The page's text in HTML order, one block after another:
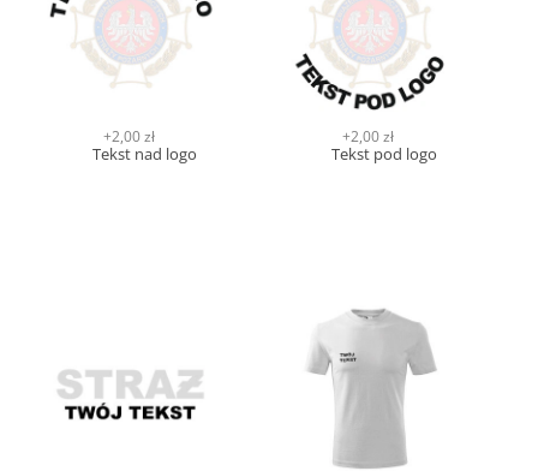
Tekst nad logo
+2,00 zł
Tekst pod logo
+2,00 zł